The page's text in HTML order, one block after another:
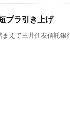
プラ引き上げ
えて三井住友信託銀